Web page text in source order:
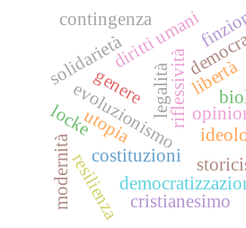
riflessività
costituzioni
evoluzionismo
solidarietà
resilienza
diritti umani
genere
utopia
contingenza
libertà
legalità
cristianesimo
locke
modernità